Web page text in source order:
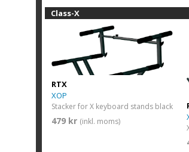
Class-X
RTX
XOP
Stacker for X keyboard stands black
479 kr (inkl. moms)